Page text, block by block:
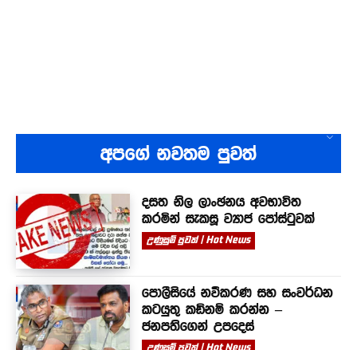
අපගේ නවතම පුවත්
දසත නිල ලාංඡනය අවභාවිත
කරමින් සැකසූ ව්‍යාජ පෝස්ටුවක්
උණුසුම් පුවත් | Hot News
පොලීසියේ නවීකරණ සහ සංවර්ධන
කටයුතු කඩිනම් කරන්න –
ජනපතිගෙන් උපදෙස්